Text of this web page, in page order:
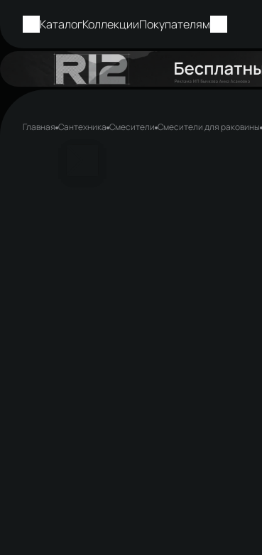
КаталогКоллекцииПокупателям
Главная Сантехника Смесители Смесители для раковины